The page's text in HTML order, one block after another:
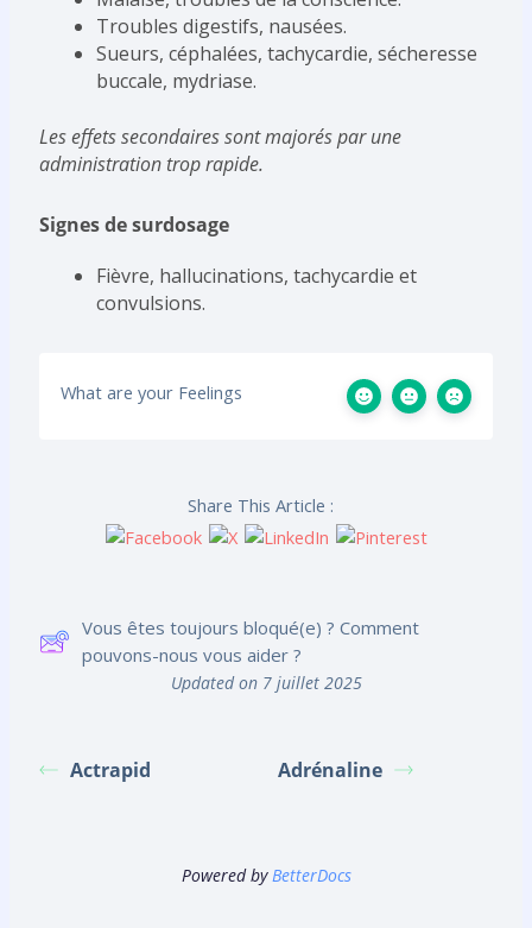
Troubles digestifs, nausées.
Sueurs, céphalées, tachycardie, sécheresse
buccale, mydriase.
Les effets secondaires sont majorés par une
administration trop rapide.
Signes de surdosage
Fièvre, hallucinations, tachycardie et
convulsions.
What are your Feelings
Share This Article :
Vous êtes toujours bloqué(e) ? Comment
pouvons-nous vous aider ?
Updated on 7 juillet 2025
Actrapid Adrénaline
Powered byBetterDocs